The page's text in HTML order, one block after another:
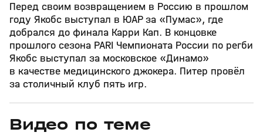
Перед своим возвращением в Россию в прошлом
году Якобс выступал в ЮАР за «Пумас», где
добрался до финала Карри Кап. В концовке
прошлого сезона PARI Чемпионата России по регби
Якобс выступал за московское «Динамо»
в качестве медицинского джокера. Питер провёл
за столичный клуб пять игр.
Видео по теме
28 июн, 17:12